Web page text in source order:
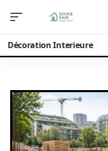
Décoration Interieure